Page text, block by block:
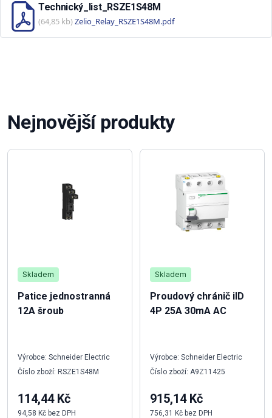
Technický_list_RSZE1S48M
(64,85 kb)Zelio_Relay_RSZE1S48M.pdf
Nejnovější produkty
Skladem
Patice jednostranná
12A šroub
Výrobce: Schneider Electric
Číslo zboží: RSZE1S48M
114,44 Kč
94,58 Kč bez DPH
Skladem
Proudový chránič iID
4P 25A 30mA AC
Výrobce: Schneider Electric
Číslo zboží: A9Z11425
915,14 Kč
756,31 Kč bez DPH